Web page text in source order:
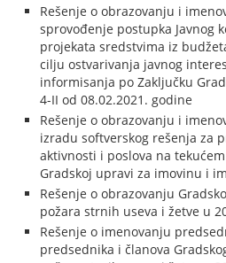
Rešenje o obrazovanju i
sprovođenje postupka Javnog
projekata sredstvima iz
cilju ostvarivanja javnog
informisanja po Zaključku
4-II od 08.02.2021. godine
Rešenje o obrazovanju i
izradu softverskog rešenja za
aktivnosti i poslova na
Gradskoj upravi za imovinu i
Rešenje o obrazovanju
požara strnih useva i žetve u
Rešenje o imenovanju
predsednika i članova